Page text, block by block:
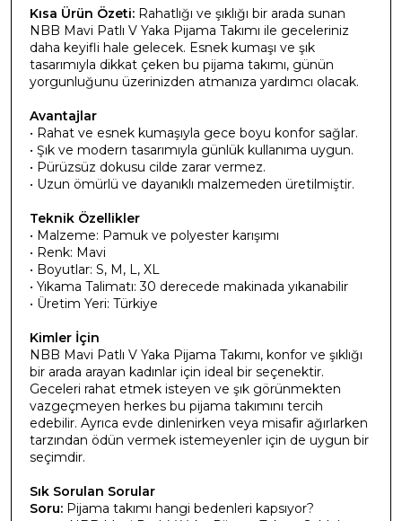
Kısa Ürün Özeti: Rahatlığı ve şıklığı bir arada sunan
NBB Mavi Patlı V Yaka Pijama Takımı ile geceleriniz
daha keyifli hale gelecek. Esnek kumaşı ve şık
tasarımıyla dikkat çeken bu pijama takımı, günün
yorgunluğunu üzerinizden atmanıza yardımcı olacak.
Avantajlar
• Rahat ve esnek kumaşıyla gece boyu konfor sağlar.
• Şık ve modern tasarımıyla günlük kullanıma uygun.
• Pürüzsüz dokusu cilde zarar vermez.
• Uzun ömürlü ve dayanıklı malzemeden üretilmiştir.
Teknik Özellikler
• Malzeme: Pamuk ve polyester karışımı
• Renk: Mavi
• Boyutlar: S, M, L, XL
• Yıkama Talimatı: 30 derecede makinada yıkanabilir
• Üretim Yeri: Türkiye
Kimler İçin
NBB Mavi Patlı V Yaka Pijama Takımı, konfor ve şıklığı
bir arada arayan kadınlar için ideal bir seçenektir.
Geceleri rahat etmek isteyen ve şık görünmekten
vazgeçmeyen herkes bu pijama takımını tercih
edebilir. Ayrıca evde dinlenirken veya misafir ağırlarken
tarzından ödün vermek istemeyenler için de uygun bir
seçimdir.
Sık Sorulan Sorular
Soru: Pijama takımı hangi bedenleri kapsıyor?